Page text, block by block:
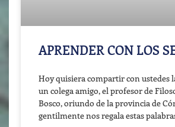
APRENDER CON LOS
Hoy quisiera compartir con ustedes
un colega amigo, el profesor de
Bosco, oriundo de la provincia de
gentilmente nos regala estas